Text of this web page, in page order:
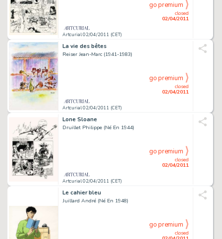
Artcurial 02/04/2011 (CET)
closed
02/04/2011
go premium
La vie des bêtes
Reiser Jean-Marc (1941-1983)
Artcurial 02/04/2011 (CET)
closed
02/04/2011
go premium
Lone Sloane
Druillet Philippe (Né En 1944)
Artcurial 02/04/2011 (CET)
closed
02/04/2011
go premium
Le cahier bleu
Juillard André (Né En 1948)
closed
go premium